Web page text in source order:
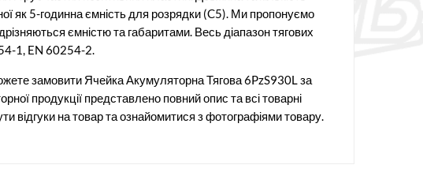
як 5-годинна ємність для розрядки (C5). Ми пропонуємо
ємністю та габаритами. Весь діапазон тягових
1, EN 60254-2.
замовити Ячейка Акумуляторна Тягова 6PzS930L за
продукції представлено повний опис та всі товарні
відгуки на товар та ознайомитися з фотографіями товару.